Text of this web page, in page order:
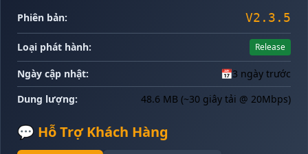
Phiên bản: V2.3.5
Loại phát hành: Release
Ngày cập nhật: 📅3 ngày trước
Dung lượng:
48.6 MB (~30 giây tải @ 20Mbps)
💬 Hỗ Trợ Khách Hàng